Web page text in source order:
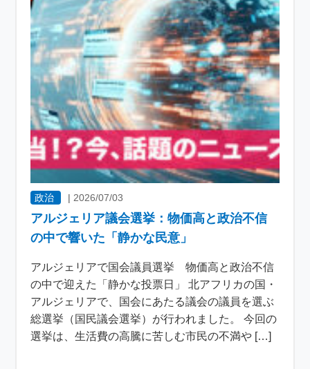
政治 |2026/07/03
アルジェリア議会選挙：物価高と政治不信
の中で響いた「静かな民意」
アルジェリアで国会議員選挙 物価高と政治不信
の中で迎えた「静かな投票日」 北アフリカの国・
アルジェリアで、国会にあたる議会の議員を選ぶ
総選挙（国民議会選挙）が行われました。 今回の
選挙は、生活費の高騰に苦しむ市民の不満や […]